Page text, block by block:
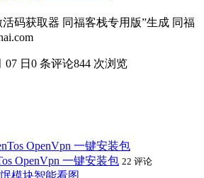
码获取器 同福客栈专用版”生成 同福
07 日 0 条评论844 次浏览
OpenVpn 一键安装包 22 评论